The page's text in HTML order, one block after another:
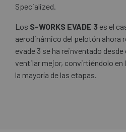
Specialized.
Los S-WORKS EVADE 3 es el
aerodinámico del pelotón ahora
evade 3 se ha reinventado
ventilar mejor, convirtiéndolo en
la mayoría de las etapas.